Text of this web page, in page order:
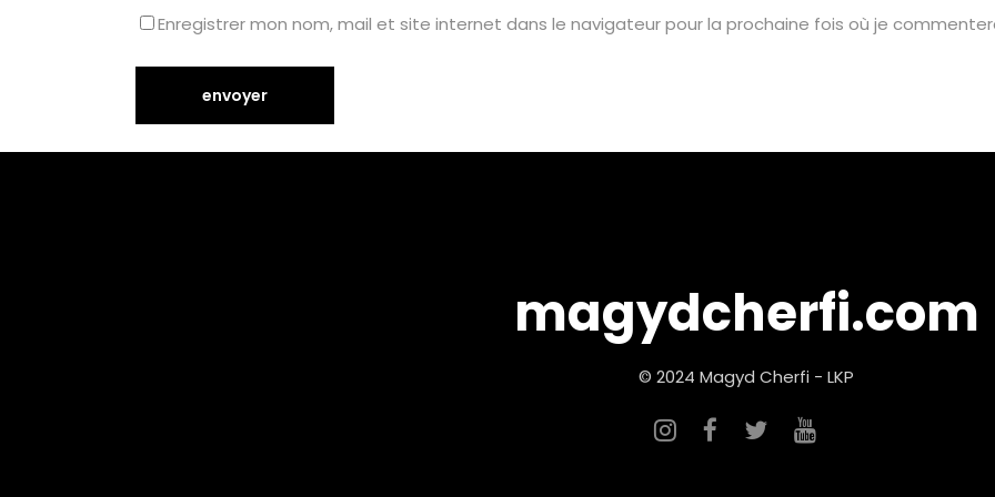
Enregistrer mon nom, mail et site internet dans le navigateur pour la prochaine fois où je
magydcherfi.com
© 2024 Magyd Cherfi - LKP